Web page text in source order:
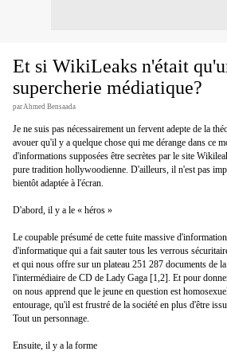
Et si WikiLeaks n'était
supercherie médiatique?
par Ahmed Bensaada
Je ne suis pas nécessairement un fervent adepte de la
avouer qu'il y a quelque chose qui me dérange dans ce
d'informations supposées être secrètes par le site
pure tradition hollywoodienne. D'ailleurs, il n'est pas
bientôt adaptée à l'écran.
D'abord, il y a le « héros »
Le coupable présumé de cette fuite massive
d'informatique qui a fait sauter tous les verrous
et qui nous offre sur un plateau 251 287 documents de
l'intermédiaire de CD de Lady Gaga [1,2]. Et pour
on nous apprend que le jeune en question est
entourage, qu'il est frustré de la société en plus d'être
Tout un personnage.
Ensuite, il y a la forme